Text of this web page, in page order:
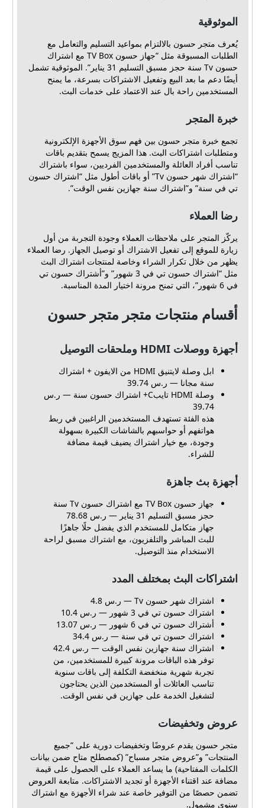
الموثوقية
يُعرف متجر حسون بالالتزام بمواعيد التسليم والتعامل مع
الطلبات المسبوقة مثل “جهاز حسون TV Box مع اشتراك
حسون Tv سنة حجز مسبق التسليم 31 يناير”. الموثوقية تشمل
أيضًا دعم ما بعد البيع وتفعيل الاشتراكات بسرعة، ما يمنح
المستخدمين راحة بال عند الاعتماد على خدمات البث.
خبرة المتجر
تجمع خبرة متجر حسون بين فهم سوق الأجهزة الإلكترونية
ومتطلبات اشتراكات البث. هذا المزيج يسمح بتقديم باقات
تناسب أفراد العائلة والمستخدمين الفرديين، سواء باشتراك
“اشتراك شهر حسون Tv” أو باقات أطول مثل “اشتراك حسون
تي في سنة” و”اشتراك سنة جهازين نفس الوقت”.
رضا العملاء
يركّز المتجر على ملاحظات العملاء وجودة التجربة من أول
زيارة للموقع إلى تفعيل الاشتراك أو توصيل الجهاز. رضا العملاء
يظهر من خلال تكرار الشراء وخاصة لمنتجات اشتراك البث
مثل “اشتراك حسون تي في 3 شهور” و”أشتراك حسون تي
في 6 شهور”، التي تمنح مرونة اختيار المدة المناسبة.
أقسام منتجات متجر متجر حسون
أجهزة ووصلات HDMI وملحقات التوصيل
ابل وصلة لايتنيق HDMI من الايفون + اشتراك
سنة مجانا — ر.س 39.74
وصلة HDMI تايبC+ اشتراك حسون سنة — ر.س
39.74
هذه الفئة تستهدف المستخدمين الراغبين في ربط
هواتفهم أو حواسبهم بالشاشات الكبيرة بسهولة
وجودة، مع خيار اشتراك يضيف قيمة مضافة
للشراء.
أجهزة بث جاهزة
جهاز حسون TV Box مع اشتراك حسون Tv سنة
حجز مسبق التسليم 31 يناير — ر.س 78.68
جهاز متكامل للمستخدم الذي يفضل حلًا جاهزًا
للبث المباشر والتلفزيون، مع اشتراك مسبق لراحة
الاستخدام منذ التوصيل.
اشتراكات البث بمختلف المدد
اشتراك شهر حسون Tv — ر.س 4.8
اشتراك حسون تي في 3 شهور — ر.س 10.4
أشتراك حسون تي في 6 شهور — ر.س 13.07
اشتراك حسون تي في سنة — ر.س 34.4
اشتراك سنة جهازين نفس الوقت — ر.س 42.4
توفر هذه الباقات مرونة كبيرة للمستخدمين، من
تجربة شهرية منخفضة التكلفة إلى باقات سنوية
تناسب العائلات أو المستخدمين الذين يحتاجون
لتشغيل الخدمة على جهازين في نفس الوقت.
عروض وتخفيضات
متجر حسون يقدم عروضًا وتخفيضات دورية على “جميع
المنتجات” و”عروض متجر مسباح” (كمصطلح متاح ضمن بيانات
الكلمات المفتاحية) ما يساعد العملاء على الحصول على قيمة
مضافة عند اقتناء الأجهزة أو تجديد الاشتراكات. متابعة العروض
تضمن حصصًا من التوفير خاصة عند شراء الأجهزة مع اشتراك
سنوي مشمول.